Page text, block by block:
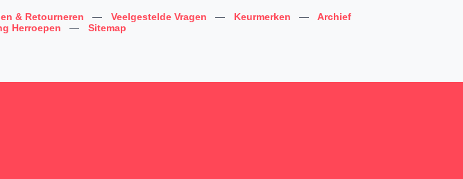
& Retourneren — Veelgestelde Vragen — Keurmerken —
Archief
Herroepen — Sitemap